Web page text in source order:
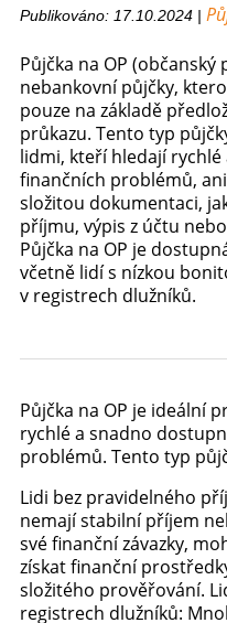
Publikováno: 17.10.2024 |
Půjčka na OP (občanský
nebankovní půjčky,
pouze na základě
průkazu. Tento typ
lidmi, kteří hledají
finančních problémů,
složitou dokumentaci,
příjmu, výpis z účtu
Půjčka na OP je
včetně lidí s nízkou
v registrech dlužníků.
Půjčka na OP je ideální
rychlé a snadno
problémů. Tento typ
Lidi bez pravidelného
nemají stabilní příjem
své finanční závazky,
získat finanční
složitého prověřování.
registrech dlužníků: